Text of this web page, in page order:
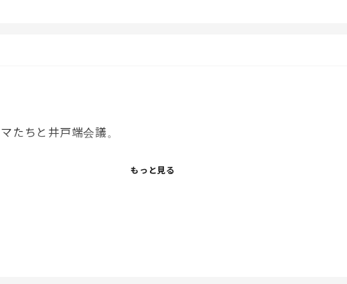
もん」で押し切られる。
ど、登校前にその香りで大丈夫なのか少しだけ気になる親心。笑
チンに漂うにんにくの香りにちょっと笑ってしまう。笑
たちと井戸端会議。
もっと見る